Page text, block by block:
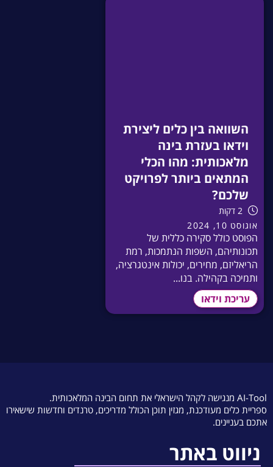
השוואה בין כלים ליצירת
וידאו בעזרת בינה
מלאכותית: מהו הכלי
המתאים ביותר לפרויקט
שלכם?
2 דקות
אוגוסט 10, 2024
הפוסט כולל סקירה כללית של
תכונותיהם, השפות הנתמכות, רמת
הריאליזם, מחירים, יכולות אינטגרציה,
ותמיכה בקהילה. בנו...
עריכת וידאו
AI-Tool מנגישה לקהל הישראלי את תחום הבינה המלאכותית.
ספריית כלים מעודכנת, מגזין תוכן הכולל מדריכים, טרנדים וחדשות שישאירו
אתכם בעניינים.
ניווט באתר